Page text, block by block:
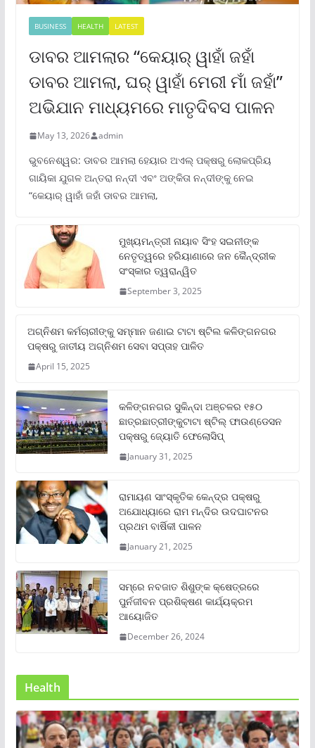
BUSINESS HEALTH LATEST
ଡାବର ଆମଲାର “କେୟାର୍ ୱାହାଁ ଜହାଁ
ଡାବର ଆମଲା, ଘର୍ ୱାହାଁ ମେରୀ ମାଁ ଜହାଁ”
ଅଭିଯାନ ମାଧ୍ୟମରେ ମାତୃଦିବସ ପାଳନ
May 13, 2026 admin
ଭୁବନେଶ୍ୱର: ଡାବର ଆମଲା ହେୟାର ଅଏଲ୍ ପକ୍ଷରୁ ଲୋକପ୍ରିୟ
ଗାୟିକା ଯୁଗଳ ଅନ୍ତରା ନନ୍ଦୀ ଏବଂ ଅଙ୍କିତା ନନ୍ଦୀଙ୍କୁ ନେଇ
“କେୟାର୍ ୱାହାଁ ଜହାଁ ଡାବର ଆମଲା,
ମୁଖ୍ୟମନ୍ତ୍ରୀ ନାୟାବ ସିଂହ ସଇନୀଙ୍କ
ନେତୃତ୍ୱରେ ହରିୟାଣାରେ ଜନ କୈନ୍ଦ୍ରୀକ
ସଂସ୍କାର ତ୍ୱରାନ୍ୱିତ
September 3, 2025
ଅଗ୍ନିଶମ କର୍ମଚାରୀଙ୍କୁ ସମ୍ମାନ ଜଣାଇ ଟାଟା ଷ୍ଟିଲ କଳିଙ୍ଗନଗର
ପକ୍ଷରୁ ଜାତୀୟ ଅଗ୍ନିଶମ ସେବା ସପ୍ତାହ ପାଳିତ
April 15, 2025
କଳିଙ୍ଗନଗର ସୁକିନ୍ଦା ଅଞ୍ଚଳର ୧୫୦
ଛାତ୍ରଛାତ୍ରୀଙ୍କୁଟାଟା ଷ୍ଟିଲ୍ ଫାଉଣ୍ଡେସନ
ପକ୍ଷରୁ ଜ୍ୟୋତି ଫେଲୋସିପ୍‌
January 31, 2025
ରାମାୟଣ ସାଂସ୍କୃତିକ କେନ୍ଦ୍ର ପକ୍ଷରୁ
ଅଯୋଧ୍ୟାରେ ରାମ ମନ୍ଦିର ଉଦଘାଟନର
ପ୍ରଥମ ବାର୍ଷିକୀ ପାଳନ
January 21, 2025
ସମ୍‌ରେ ନବଜାତ ଶିଶୁଙ୍କ କ୍ଷେତ୍ରରେ
ପୁର୍ନଜୀବନ ପ୍ରଶିକ୍ଷଣ କାର୍ଯ୍ୟକ୍ରମ
ଆୟୋଜିତ
December 26, 2024
Health